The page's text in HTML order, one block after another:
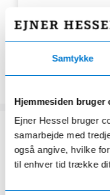
Samtykke
Hjemmesiden bruger
Ejner Hessel bruger
samarbejde med
også angive, hvilke
til enhver tid trække